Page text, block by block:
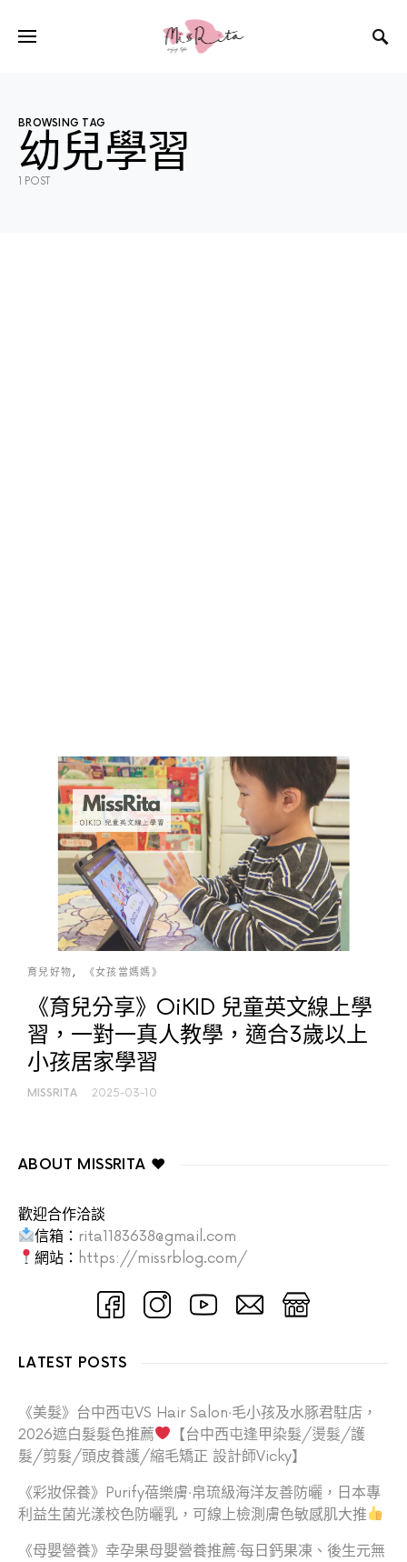
BROWSING TAG
幼兒學習
1 POST
育兒好物 《女孩當媽媽》
《育兒分享》OiKID 兒童英文線上學
習，一對一真人教學，適合3歲以上
小孩居家學習
MISSRITA 2025-03-10
ABOUT MISSRITA ♥
歡迎合作洽談
信箱： rita1183638@gmail.com
網站： https://missrblog.com/
LATEST POSTS
《美髮》台中西屯VS Hair Salon‧毛小孩及水豚君駐店，
2026遮白髮髮色推薦
【台中西屯逢甲染髮/燙髮/護
髮/剪髮/頭皮養護/縮毛矯正 設計師Vicky】
《彩妝保養》Purify蓓樂膚‧帛琉級海洋友善防曬，日本專
利益生菌光漾校色防曬乳，可線上檢測膚色敏感肌大推
《母嬰營養》幸孕果母嬰營養推薦‧每日鈣果凍、後生元無